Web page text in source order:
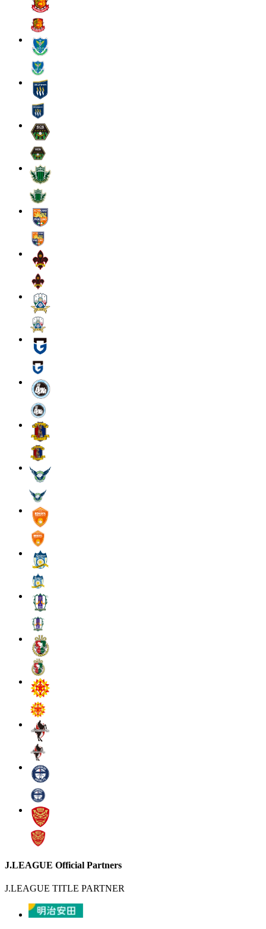
J.LEAGUE Official Partners
J.LEAGUE TITLE PARTNER